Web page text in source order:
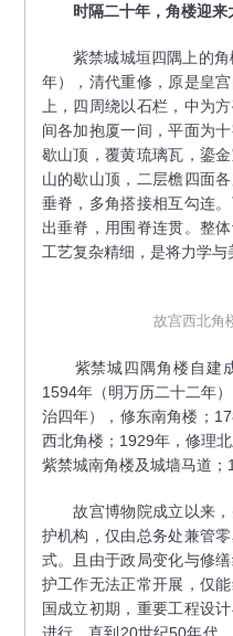
时隔二十年，角楼迎来
紫禁城城垣四隅上的角
年），清代重修，原是皇
上，四周绕以石栏，中为
间各加抱厦一间，平面为
歇山顶，覆黄琉璃瓦，鎏
山的歇山顶，二层檐四面
垂脊，多角搭接相互勾连
出垂脊，用围脊连贯。整
工艺复杂精细，是将力学与
故宫西北角
紫禁城四隅角楼自建成
1594年（明万历二十二年
治四年），修东南角楼；
西北角楼；1929年，修理
紫禁城南角楼及城墙马道；
故宫博物院成立以来，
护机构，仅由总务处兼管
式。且由于政局变化与修
护工作无法正常开展，仅
国成立初期，重要工程设